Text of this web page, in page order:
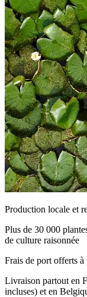
Production locale et
Plus de 30 000
de culture raisonnée
Frais de port offerts
Livraison partout en
incluses) et en